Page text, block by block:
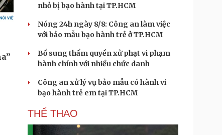
nhỏ bị bạo hành tại TP.HCM
Nóng 24h ngày 8/8: Công an làm việc
với bảo mẫu bạo hành trẻ ở TP.HCM
Bổ sung thẩm quyền xử phạt vi phạm
hành chính với nhiều chức danh
Công an xử lý vụ bảo mẫu có hành vi
bạo hành trẻ em tại TP.HCM
THỂ THAO